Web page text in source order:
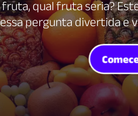
qual fruta seria?
pergunta divertida e